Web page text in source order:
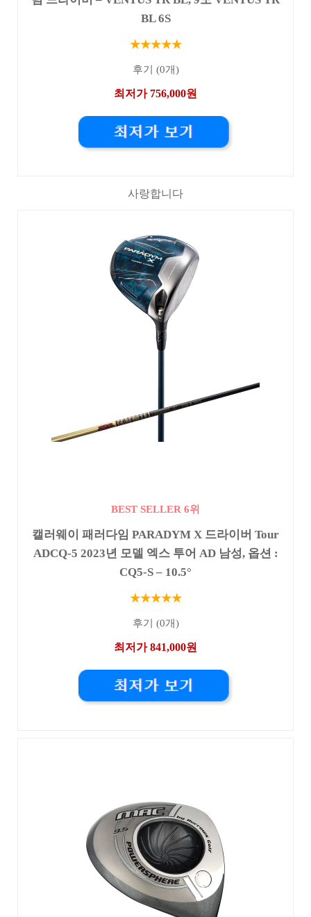
BL 6S
★★★★★
후기 (0개)
최저가 756,000원
사랑합니다
BEST SELLER 6위
캘러웨이 패러다임 PARADYM X 드라이버 Tour
ADCQ-5 2023년 모델 엑스 투어 AD 남성, 옵션 :
CQ5-S – 10.5°
★★★★★
후기 (0개)
최저가 841,000원